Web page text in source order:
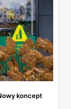
koncept